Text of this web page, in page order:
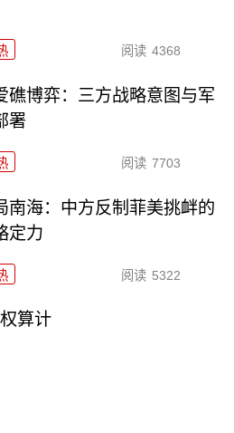
阅读 4368
礁博弈：三方战略意图与军
署
阅读 7703
南海：中方反制菲美挑衅的
定力
阅读 5322
算计